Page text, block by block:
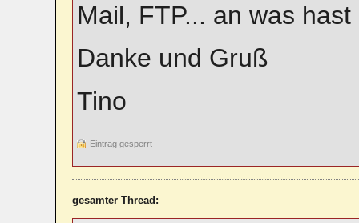
Mail, FTP... an was
Danke und Gruß
Tino
Eintrag gesperrt
gesamter Thread: